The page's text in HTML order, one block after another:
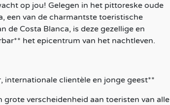
op jou! Gelegen in het pittoreske oude
een van de charmantste toeristische
de Costa Blanca, is deze gezellige en
het epicentrum van het nachtleven.
internationale clientèle en jonge geest**
grote verscheidenheid aan toeristen van alle